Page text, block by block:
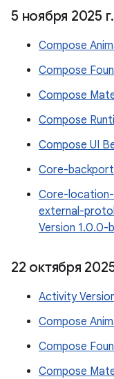
5 ноября 2025 г.
Compose
Compose
Compose
Compose
Compose UI
Core-
Core-
external-
Version 1.0.0-
22 октября
Activity
Compose
Compose
Compose